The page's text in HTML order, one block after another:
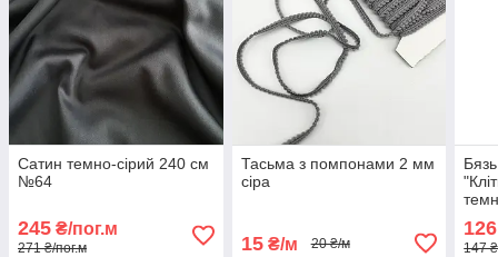
Сатин темно-сірий 240 см
№64
245 ₴/пог.м
271 ₴/пог.м
Тасьма з помпонами 2 мм
сіра
15₴/м 20 ₴/м
126
147